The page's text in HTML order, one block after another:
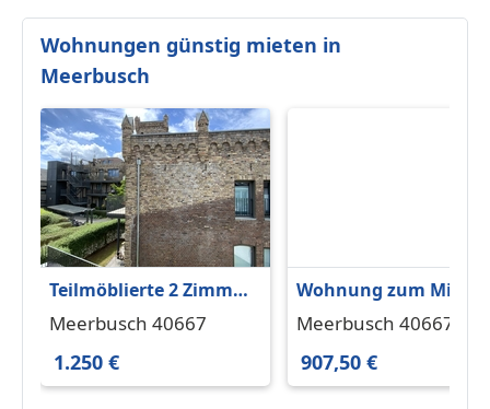
Wohnungen günstig mieten in
Meerbusch
Teilmöblierte 2 Zimmer-
Wohnung mit großer
und Tiefgarage in
Meerbusch 40667
1.250 €
Wohnung zum Mieten
in Meerbusch 907,50 €
Meerbusch 40667
907,50 €